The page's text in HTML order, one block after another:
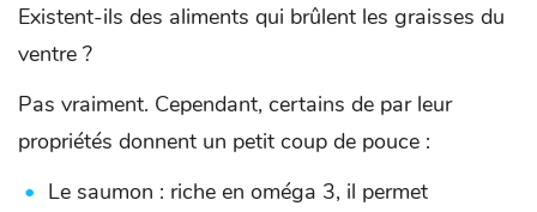
Existent-ils des aliments qui brûlent les graisses du
ventre ?
Pas vraiment. Cependant, certains de par leur
propriétés donnent un petit coup de pouce :
Le saumon : riche en oméga 3, il permet